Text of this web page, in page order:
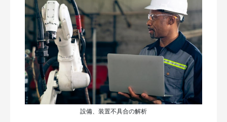
設備、装置不具合の解析